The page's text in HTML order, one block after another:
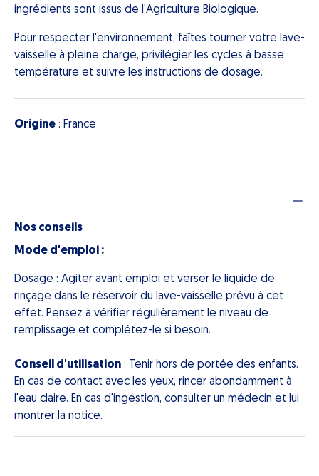
ingrédients sont issus de l'Agriculture Biologique.
Pour respecter l'environnement, faîtes tourner votre lave-
vaisselle à pleine charge, privilégier les cycles à basse
température et suivre les instructions de dosage.
Origine : France
Nos conseils
Mode d'emploi :
Dosage : Agiter avant emploi et verser le liquide de
rinçage dans le réservoir du lave-vaisselle prévu à cet
effet. Pensez à vérifier régulièrement le niveau de
remplissage et complétez-le si besoin.
Conseil d'utilisation : Tenir hors de portée des enfants.
En cas de contact avec les yeux, rincer abondamment à
l'eau claire. En cas d'ingestion, consulter un médecin et lui
montrer la notice.